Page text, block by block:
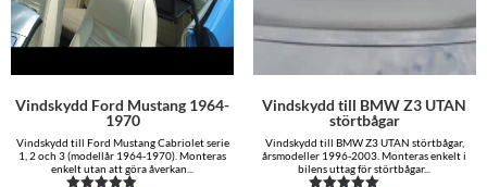
Vindskydd Ford Mustang 1964-
1970
Vindskydd till Ford Mustang Cabriolet serie
1, 2 och 3 (modellår 1964-1970). Monteras
enkelt utan att göra åverkan...
Vindskydd till BMW Z3 UTAN
störtbågar
Vindskydd till BMW Z3 UTAN störtbågar,
årsmodeller 1996-2003. Monteras enkelt i
bilens uttag för störtbågar...